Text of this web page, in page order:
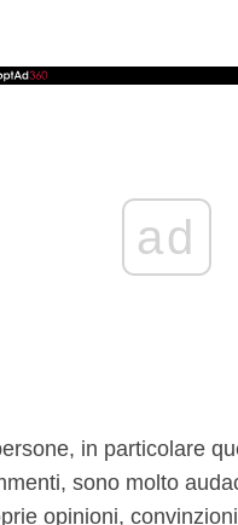
ad
in particolare
sono molto
opinioni,